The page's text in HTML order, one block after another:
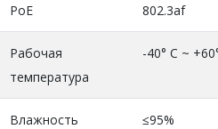
PoE 802.3af
Рабочая
температура
-40° C ~
Влажность ≤95%